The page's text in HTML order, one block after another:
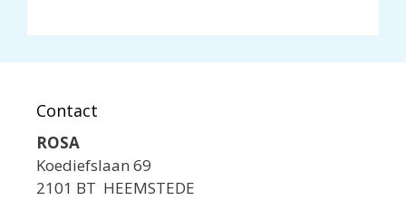
Contact
ROSA
Koediefslaan 69
2101 BT HEEMSTEDE